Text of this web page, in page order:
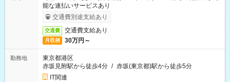
能な速払いサービスあり
交通費別途支給あり
交通費 交通費支給あり
月収例 30万円～
勤務地
東京都港区
赤坂見附駅から徒歩4分 / 赤坂(東京都)駅から徒歩5分
IT関連